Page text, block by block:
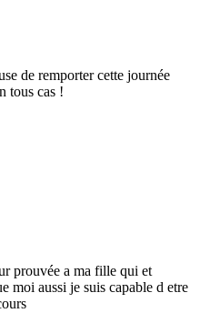
de remporter cette journée
tous cas !
prouvée a ma fille qui et
moi aussi je suis capable d etre